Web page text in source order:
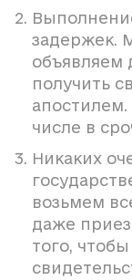
задержек.
объявляем
получить
числе в
Никаких
возьмем
даже
того,